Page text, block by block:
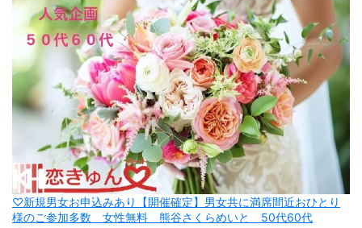
♡新規男女お申込みあり【開催確定】男女共に満席間近おひとり
様のご参加多数 女性無料 熊谷さくらめいと 50代60代